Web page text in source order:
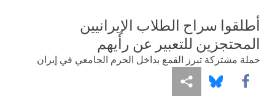
أطلقوا سراح الطلاب الإيرانيين
المحتجزين للتعبير عن رأيهم
حملة مشتركة تبرز القمع بداخل الحرم الجامعي في إيران
Share this via Facebook
Share this via Bluesky
Share this via مشاركة